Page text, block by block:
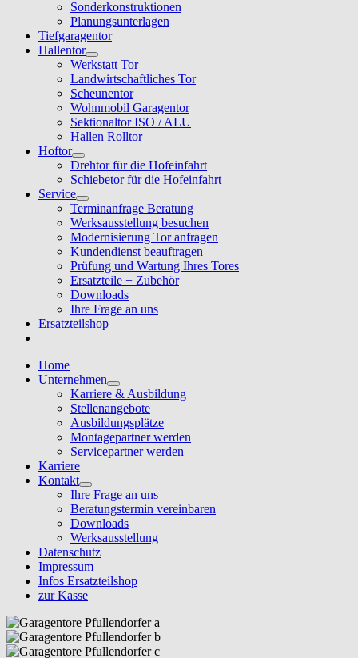
Sonderkonstruktionen
Planungsunterlagen
Tiefgaragentor
Hallentor
Werkstatt Tor
Landwirtschaftliches Tor
Scheunentor
Wohnmobil Garagentor
Sektionaltor ISO / ALU
Hallen Rolltor
Hoftor
Drehtor für die Hofeinfahrt
Schiebetor für die Hofeinfahrt
Service
Terminanfrage Beratung
Werksausstellung besuchen
Modernisierung Tor anfragen
Kundendienst beauftragen
Prüfung und Wartung Ihres Tores
Ersatzteile + Zubehör
Downloads
Ihre Frage an uns
Ersatzteilshop
Home
Unternehmen
Karriere & Ausbildung
Stellenangebote
Ausbildungsplätze
Montagepartner werden
Servicepartner werden
Karriere
Kontakt
Ihre Frage an uns
Beratungstermin vereinbaren
Downloads
Werksausstellung
Datenschutz
Impressum
Infos Ersatzteilshop
zur Kasse